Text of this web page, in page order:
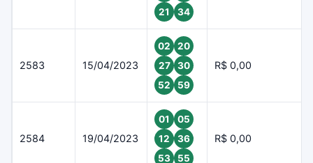
21
34
2583 15/04/2023
02
20
27
30
52
59
R$ 0,00
2584 19/04/2023
01
05
12
36
53
55
R$ 0,00